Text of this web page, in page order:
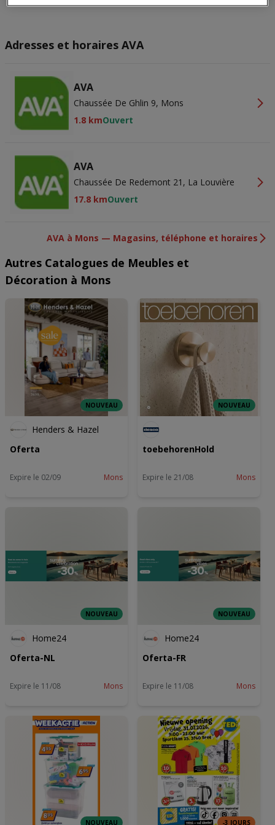
Adresses et horaires AVA
AVA
Chaussée De Ghlin 9, Mons
1.8 kmOuvert
AVA
Chaussée De Redemont 21, La Louvière
17.8 kmOuvert
AVA à Mons — Magasins, téléphone et horaires
Autres Catalogues de Meubles et
Décoration à Mons
NOUVEAU
Henders & Hazel
Oferta
Expire le 02/09 Mons
NOUVEAU
toebehorenHold
Expire le 21/08 Mons
NOUVEAU
Home24
Oferta-NL
Expire le 11/08 Mons
NOUVEAU
Home24
Oferta-FR
Expire le 11/08 Mons
NOUVEAU -3 JOURS
Wij en onze partners verwerken gegevens voor de
volgende doeleinden:
actief scannen ter identificatie. Informatie op een apparaat opslaan
en/of openen. Gepersonaliseerde advertenties en content,
advertentie- en contentmetingen, doelgroepenonderzoek en
ontwikkeling van diensten.
Partnerlijst (derden)